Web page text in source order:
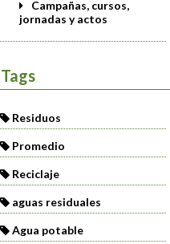
Campañas, cursos,
jornadas y actos
Tags
Residuos
Promedio
Reciclaje
aguas residuales
Agua potable